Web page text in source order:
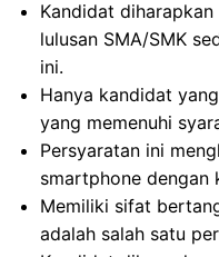
Kandidat
lulusan SMA/SMK
ini.
Hanya kandidat
yang memenuhi
Persyaratan ini
smartphone dengan
Memiliki sifat
adalah salah satu